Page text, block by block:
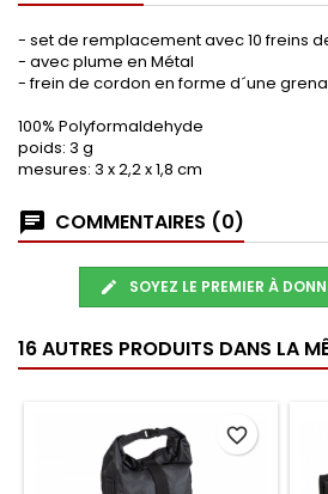
- set de remplacement avec 10 freins
- avec plume en Métal
- frein de cordon en forme d´une
100% Polyformaldehyde
poids: 3 g
mesures: 3 x 2,2 x 1,8 cm
COMMENTAIRES (0)
SOYEZ LE PREMIER À
16 AUTRES PRODUITS DANS LA
favorite_border